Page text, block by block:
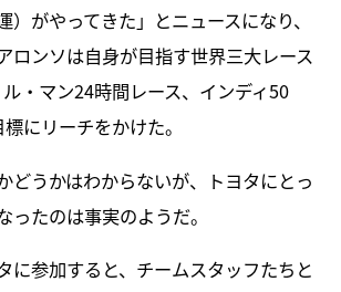
）がやってきた」とニュースになり、
ロンソは自身が目指す世界三大レース
ル・マン24時間レース、インディ50
にリーチをかけた。
どうかはわからないが、トヨタにとっ
ったのは事実のようだ。
に参加すると、チームスタッフたちと